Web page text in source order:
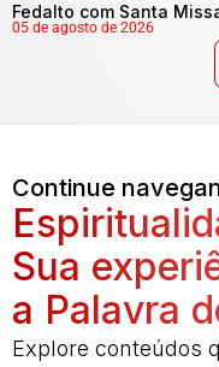
Fedalto com Santa
05 de agosto de 2026
Continue
Sua
a Palavra
Explore conteúdos